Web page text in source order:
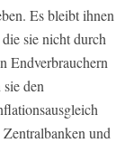
Es bleibt ihnen
sie nicht durch
Endverbrauchern
den
und